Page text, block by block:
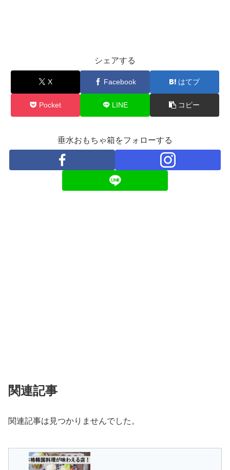
シェアする
X Facebook はてブ
Pocket LINE コピー
垂水おもちゃ箱をフォローする
関連記事
関連記事は見つかりませんでした。